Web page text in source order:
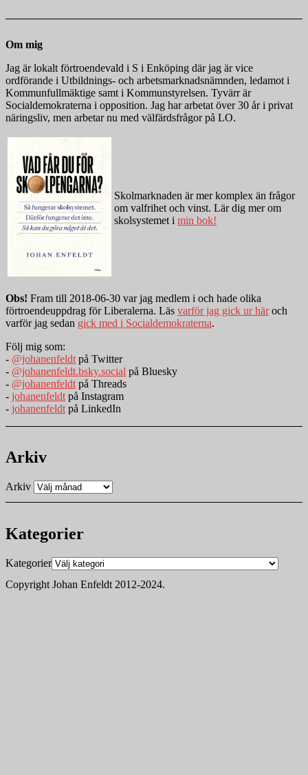
Om mig
Jag är lokalt förtroendevald i S i Enköping där jag är vice
ordförande i Utbildnings- och arbetsmarknadsnämnden, ledamot i
Kommunfullmäktige samt i Kommunstyrelsen. Tyvärr är
Socialdemokraterna i opposition. Jag har arbetat över 30 år i privat
näringsliv, men arbetar nu med välfärdsfrågor på LO.
Skolmarknaden är mer komplex än frågor
om valfrihet och vinst. Lär dig mer om
skolsystemet i min bok!
Obs! Fram till 2018-06-30 var jag medlem i och hade olika
förtroendeuppdrag för Liberalerna. Läs varför jag gick ur häroch
varför jag sedan gick med i Socialdemokraterna.
Följ mig som:
- @johanenfeldt på Twitter
- @johanenfeldt.bsky.social på Bluesky
- @johanenfeldt på Threads
- johanenfeldt på Instagram
- johanenfeldt på LinkedIn
Arkiv
Arkiv
Kategorier
Kategorier
Copyright Johan Enfeldt 2012-2024.